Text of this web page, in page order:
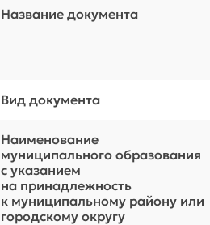
Название документа
Вид документа
Наименование
муниципального образования
с указанием
на принадлежность
к муниципальному району или
городскому округу